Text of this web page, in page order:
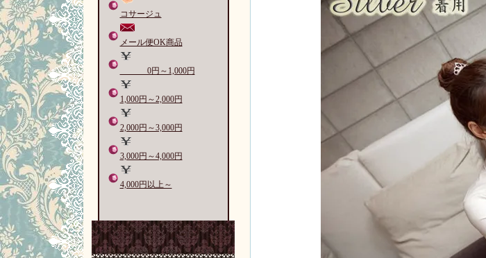
コサージュ
メール便OK商品
0円～1,000円
1,000円～2,000円
2,000円～3,000円
3,000円～4,000円
4,000円以上～